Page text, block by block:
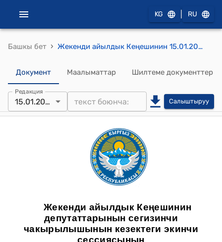
KG RU
Башкы бет › Жекенди айылдык Кеңешинин 15.01.2025 № 3 Жекенди айылдык аймагында 2024-жылдагы жергиликтүү бюджеттен калган калдык 2126,1 сомду кароо жөнүндө токтому
Документ Маалыматтар Шилтеме документтер
Редакция
15.01.2025 Салыштыруу